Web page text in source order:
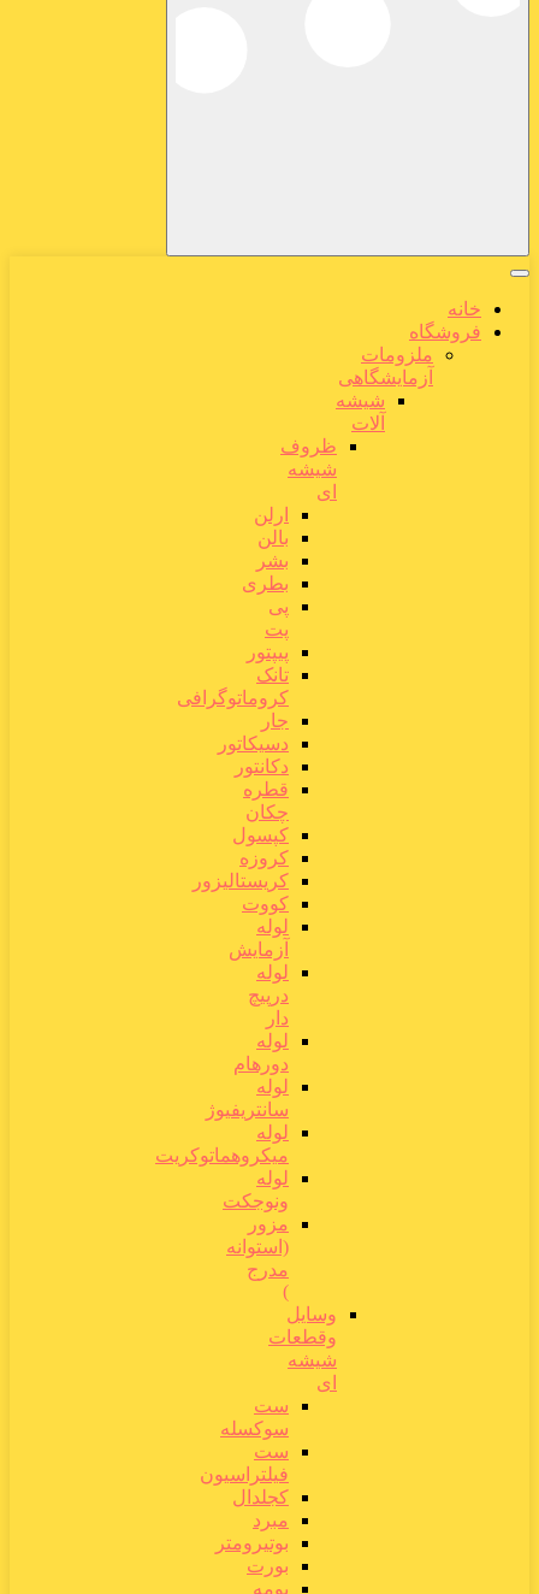
خانه
فروشگاه
ملزومات
آزمایشگاهی
شیشه
آلات
ظروف
شیشه
ای
ارلن
بالن
بشر
بطری
پی
پت
پیپتور
تانک
کروماتوگرافی
جار
دسیکاتور
دکانتور
قطره
چکان
کپسول
کروزه
کریستالیزور
کووت
لوله
آزمایش
لوله
درپیچ
دار
لوله
دورهام
لوله
سانتریفیوژ
لوله
میکروهماتوکریت
لوله
ونوجکت
مزور
(استوانه
مدرج
)
وسایل
وقطعات
شیشه
ای
ست
سوکسله
ست
فیلتراسیون
کجلدال
مبرد
بوتیرومتر
بورت
بومه